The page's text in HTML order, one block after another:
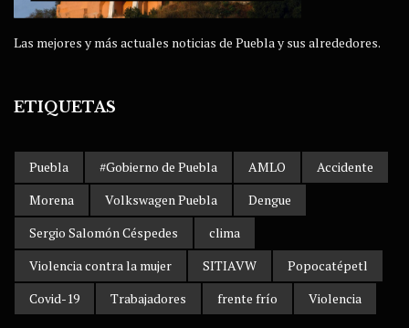
Las mejores y más actuales noticias de Puebla y sus alrededores.
ETIQUETAS
Puebla #Gobierno de Puebla AMLO
Accidente
Morena
Volkswagen Puebla
Dengue
Sergio Salomón Céspedes
clima
Violencia contra la mujer
SITIAVW
Popocatépetl
Covid-19
Trabajadores frente frío Violencia